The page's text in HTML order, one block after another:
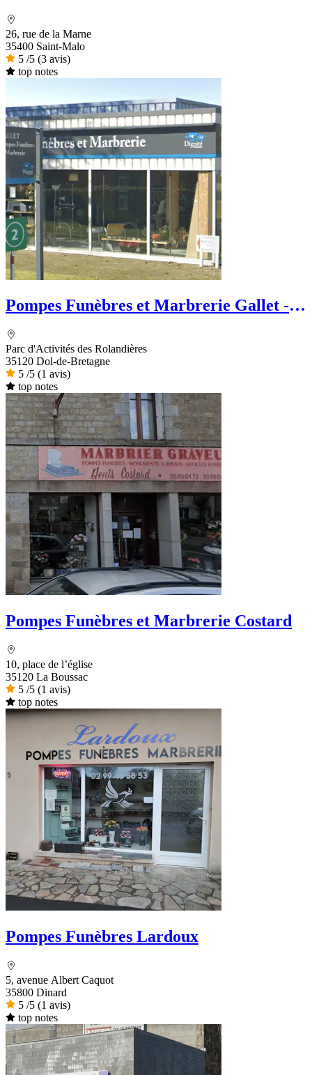
26, rue de la Marne
35400 Saint-Malo
5 /5 (3 avis)
top notes
Pompes Funèbres et Marbrerie Gallet -
Parc d'Activités des Rolandières
35120 Dol-de-Bretagne
5 /5 (1 avis)
top notes
Pompes Funèbres et Marbrerie Costard
10, place de l’église
35120 La Boussac
5 /5 (1 avis)
top notes
Pompes Funèbres Lardoux
5, avenue Albert Caquot
35800 Dinard
5 /5 (1 avis)
top notes